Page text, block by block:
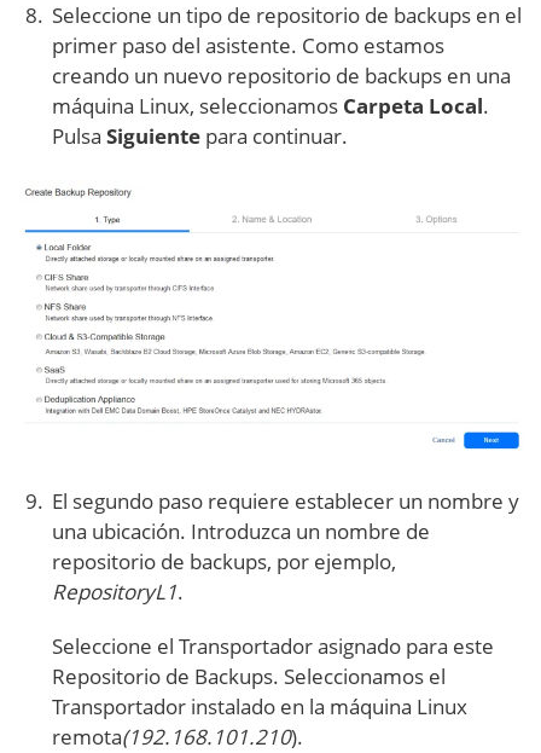
Seleccione un tipo de repositorio de backups en el
primer paso del asistente. Como estamos
creando un nuevo repositorio de backups en una
máquina Linux, seleccionamos Carpeta Local.
Pulsa Siguiente para continuar.
El segundo paso requiere establecer un nombre y
una ubicación. Introduzca un nombre de
repositorio de backups, por ejemplo,
RepositoryL1.
Seleccione el Transportador asignado para este
Repositorio de Backups. Seleccionamos el
Transportador instalado en la máquina Linux
remota(192.168.101.210).